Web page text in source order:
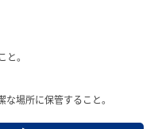
。
場所に保管すること。